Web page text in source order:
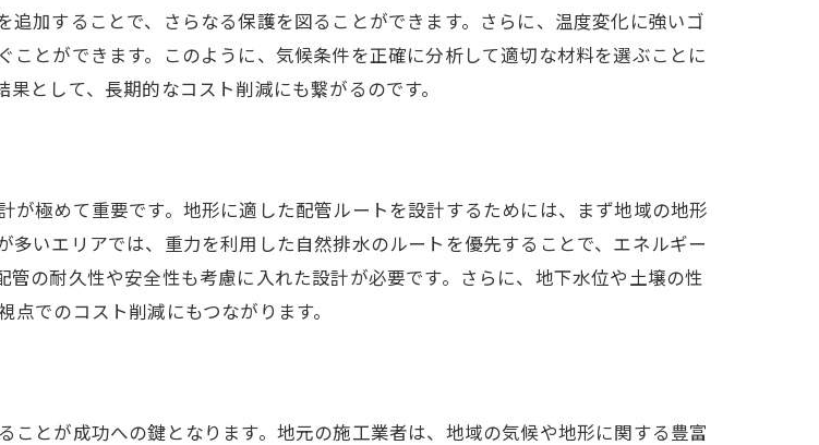
る品質管理の強化
全性向上の実現
底で達成できる高品質工事
者のメリット
すべき業者の実績
ける見積もり比較のポイント
ビス内容の評価方法
考慮した材料選定
加することで、さらなる保護を図ることができます。さらに、温度変化に強いゴ
とができます。このように、気候条件を正確に分析して適切な材料を選ぶことに
として、長期的なコスト削減にも繋がるのです。
極めて重要です。地形に適した配管ルートを設計するためには、まず地域の地形
いエリアでは、重力を利用した自然排水のルートを優先することで、エネルギー
の耐久性や安全性も考慮に入れた設計が必要です。さらに、地下水位や土壌の性
でのコスト削減にもつながります。
とが成功への鍵となります。地元の施工業者は、地域の気候や地形に関する豊富